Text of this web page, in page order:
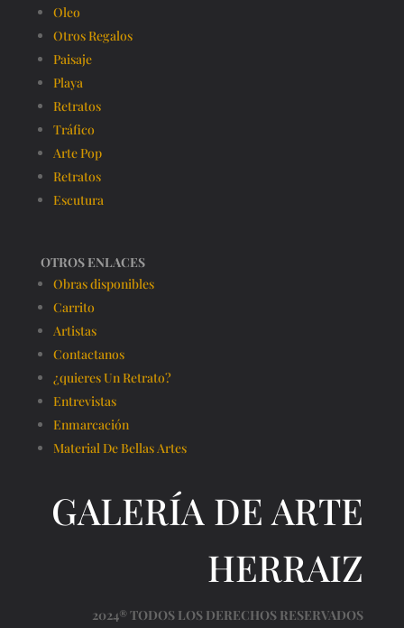
Oleo
Otros Regalos
Paisaje
Playa
Retratos
Tráfico
Arte Pop
Retratos
Escutura
OTROS ENLACES
Obras disponibles
Carrito
Artistas
Contactanos
¿quieres Un Retrato?
Entrevistas
Enmarcación
Material De Bellas Artes
GALERÍA DE ARTE
HERRAIZ
2024® TODOS LOS DERECHOS RESERVADOS